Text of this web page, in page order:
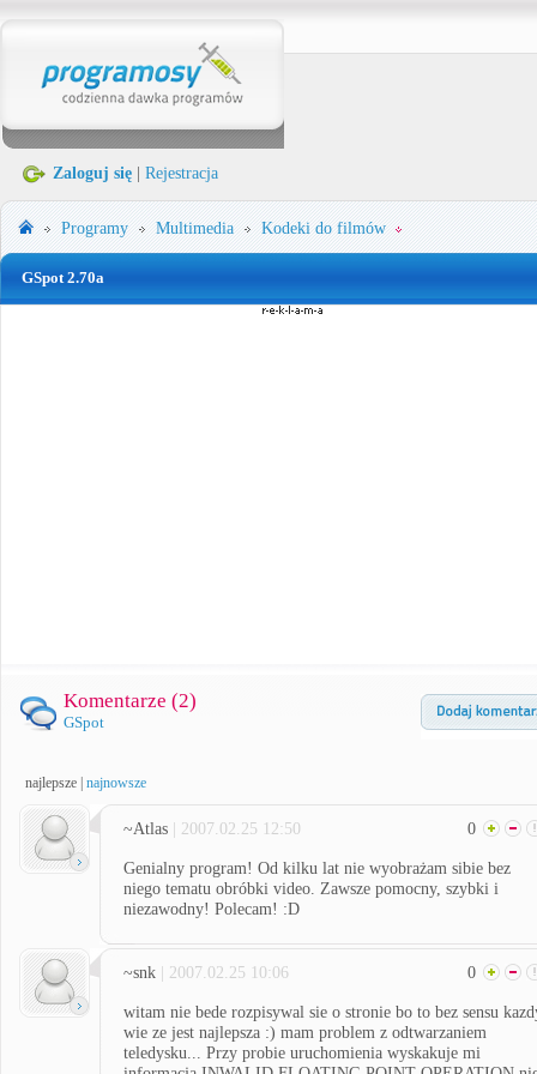
Zaloguj się Rejestracja
Programy Multimedia Kodeki do filmów
GSpot 2.70a
Komentarze (2)
GSpot
najlepsze najnowsze
~Atlas | 2007.02.25 12:50 0
Genialny program! Od kilku lat nie wyobrażam sibie bez
niego tematu obróbki video. Zawsze pomocny, szybki i
niezawodny! Polecam! :D
~snk | 2007.02.25 10:06 0
witam nie bede rozpisywal sie o stronie bo to bez sensu
wie ze jest najlepsza :) mam problem z odtwarzaniem
teledysku... Przy probie uruchomienia wyskakuje mi